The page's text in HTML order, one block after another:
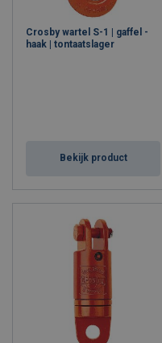
Crosby wartel S-1 | gaffel -
haak | tontaatslager
Bekijk product